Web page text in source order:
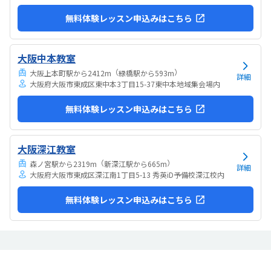
無料体験レッスン申込みはこちら
大阪中本教室
大阪上本町駅から2412m （緑橋駅から593m）
大阪府大阪市東成区東中本3丁目15-37東中本地域集会場内
詳細
無料体験レッスン申込みはこちら
大阪深江教室
森ノ宮駅から2319m （新深江駅から665m）
大阪府大阪市東成区深江南1丁目5-13 秀英iD予備校深江校内
詳細
無料体験レッスン申込みはこちら